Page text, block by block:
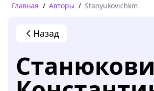
Главная / Авторы / Stanyukovichkm
Назад